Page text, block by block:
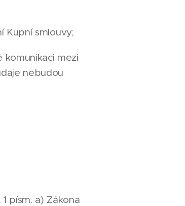
Kupní smlouvy;
mezi
nebudou
písm. a) Zákona